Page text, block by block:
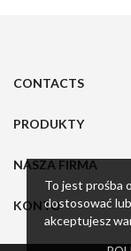
To jest prośba
dostosować
akceptujesz
CONTACTS
PRODUKTY
NASZA FIRMA
KONTO